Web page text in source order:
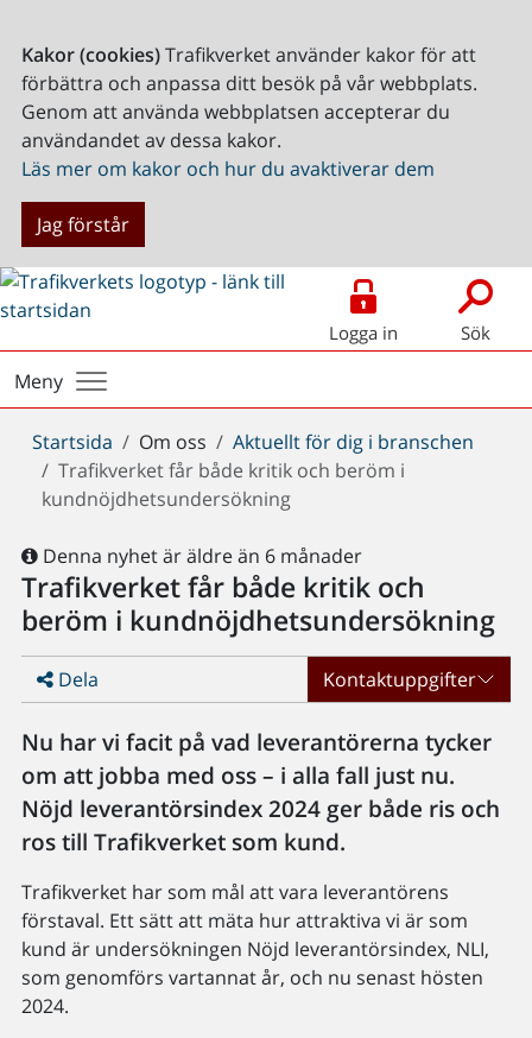
Kakor (cookies)Trafikverket använder kakor för att
förbättra och anpassa ditt besök på vår webbplats.
Genom att använda webbplatsen accepterar du
användandet av dessa kakor.
Läs mer om kakor och hur du avaktiverar dem
Jag förstår
Logga in Sök
Meny
Du
är
här:
Startsida Om oss
Aktuellt för dig i branschen
Trafikverket får både kritik och beröm i
kundnöjdhetsundersökning
Denna nyhet är äldre än 6 månader
Trafikverket får både kritik och
beröm i kundnöjdhetsundersökning
Dela Kontaktuppgifter
Nu har vi facit på vad leverantörerna tycker
om att jobba med oss – i alla fall just nu.
Nöjd leverantörsindex 2024 ger både ris och
ros till Trafikverket som kund.
Trafikverket har som mål att vara leverantörens
förstaval. Ett sätt att mäta hur attraktiva vi är som
kund är undersökningen Nöjd leverantörsindex, NLI,
som genomförs vartannat år, och nu senast hösten
2024.